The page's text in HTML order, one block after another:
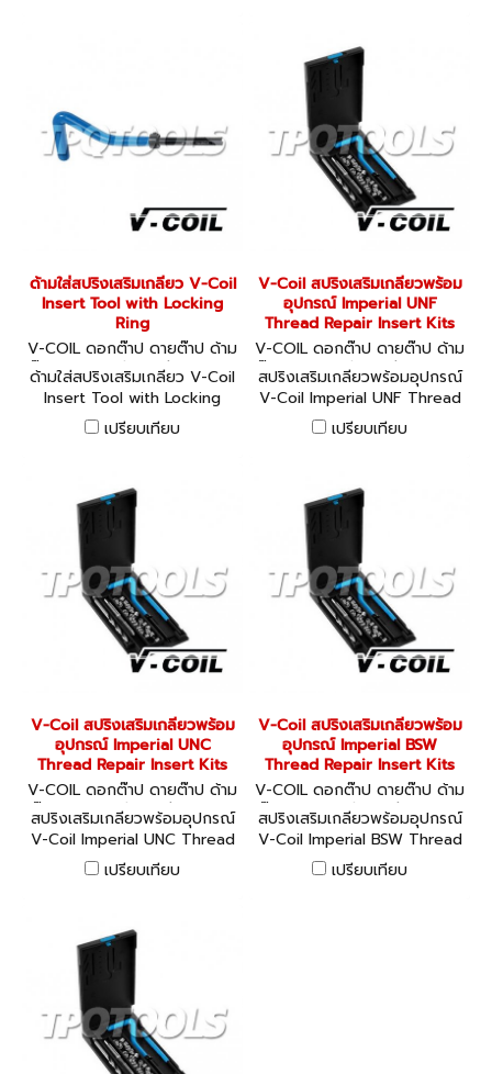
ด้ามใส่สปริงเสริมเกลียว V-Coil
Insert Tool with Locking
Ring
V-COIL ดอกต๊าป ดายต๊าป ด้าม
ต๊าป ชุดสปริงซ่อมเกลียว 0800
2-08023
ด้ามใส่สปริงเสริมเกลียว V-Coil
Insert Tool with Locking
Ring มีให้เลือก 20 ขนาด
เปรียบเทียบ
V-Coil สปริงเสริมเกลียวพร้อม
อุปกรณ์ Imperial UNF
Thread Repair Insert Kits
V-COIL ดอกต๊าป ดายต๊าป ด้าม
ต๊าป ชุดสปริงซ่อมเกลียว 04121
-04134
สปริงเสริมเกลียวพร้อมอุปกรณ์
V-Coil Imperial UNF Thread
Repair Insert Kits มีให้เลือก
12 ชุด
เปรียบเทียบ
V-Coil สปริงเสริมเกลียวพร้อม
อุปกรณ์ Imperial UNC
Thread Repair Insert Kits
V-COIL ดอกต๊าป ดายต๊าป ด้าม
ต๊าป ชุดสปริงซ่อมเกลียว 0410
0-04116
สปริงเสริมเกลียวพร้อมอุปกรณ์
V-Coil Imperial UNC Thread
Repair Insert Kits มีให้เลือก 15
ชุด
เปรียบเทียบ
V-Coil สปริงเสริมเกลียวพร้อม
อุปกรณ์ Imperial BSW
Thread Repair Insert Kits
V-COIL ดอกต๊าป ดายต๊าป ด้าม
ต๊าป ชุดสปริงซ่อมเกลียว 0414
1-04152
สปริงเสริมเกลียวพร้อมอุปกรณ์
V-Coil Imperial BSW Thread
Repair Insert Kits มีให้เลือก
12 ชุด
เปรียบเทียบ